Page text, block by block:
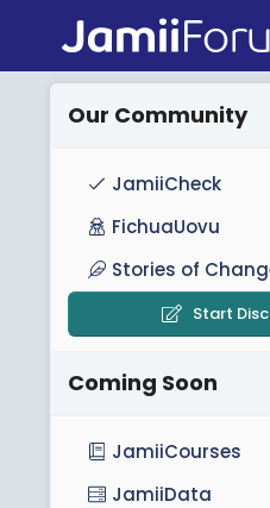
Our Community
JamiiCheck
FichuaUovu
Stories of
Start
Coming Soon
JamiiCourses
JamiiData